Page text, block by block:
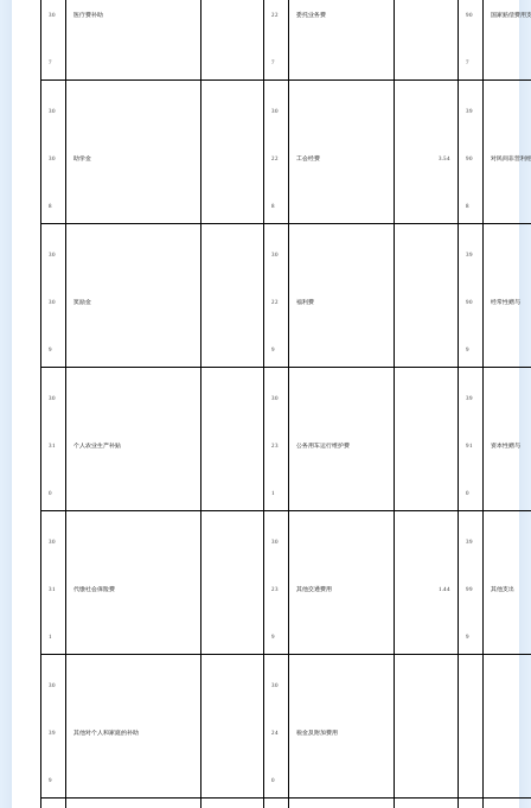
30
7
医疗费补助 22
7
委托业务费 90
7
国家赔偿费用
30
30
8
助学金
30
22
8
工会经费 3.54
39
90
8
对民间非营利
30
30
9
奖励金
30
22
9
福利费
39
90
9
经常性赠与
30
31
0
个人农业生产补贴
30
23 公务用车运行维护费
39
91
0
资本性赠与
30
31 代缴社会保险费
30
23
9
其他交通费用 1.44
39
99
9
其他支出
30
39
9
其他对个人和家庭的补助
30
24
0
税金及附加费用